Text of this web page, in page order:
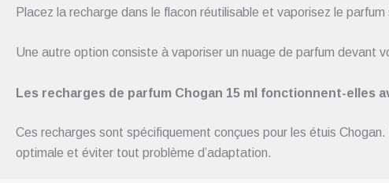
Placez la recharge dans le flacon réutilisable et vaporisez le
Une autre option consiste à vaporiser un nuage de parfum devant
Les recharges de parfum Chogan 15 ml fonctionnent-elles
Ces recharges sont spécifiquement conçues pour les étuis
optimale et éviter tout problème d’adaptation.